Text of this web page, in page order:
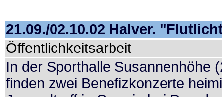
21.09./02.10.02 Halver.
Öffentlichkeitsarbeit
In der Sporthalle Susannenhöhe
finden zwei Benefizkonzerte